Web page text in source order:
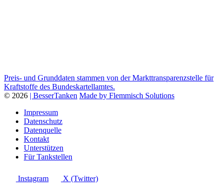
Preis- und Grunddaten stammen von der Markttransparenzstelle für
Kraftstoffe des Bundeskartellamtes.
© 2026 | BesserTanken Made by Flemmisch Solutions
Impressum
Datenschutz
Datenquelle
Kontakt
Unterstützen
Für Tankstellen
Instagram X (Twitter)